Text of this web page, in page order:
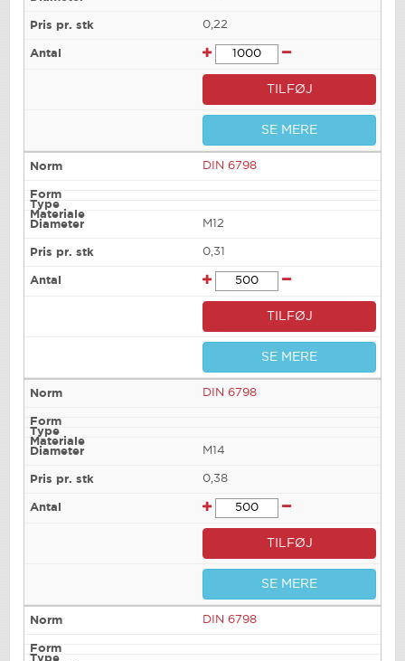
0,22
TILFØJ
SE MERE
DIN 6798
M12
0,31
TILFØJ
SE MERE
DIN 6798
M14
0,38
TILFØJ
SE MERE
DIN 6798